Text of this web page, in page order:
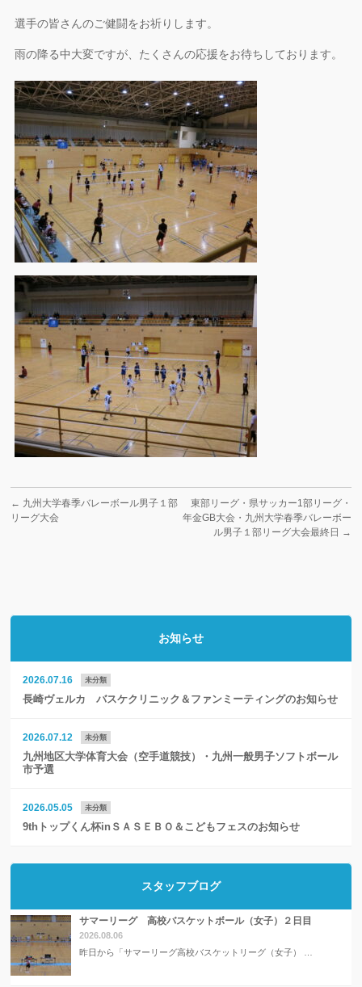
選手の皆さんのご健闘をお祈りします。
雨の降る中大変ですが、たくさんの応援をお待ちしております。
← 九州大学春季バレーボール男子１部
リーグ大会
東部リーグ・県サッカー1部リーグ・
年金GB大会・九州大学春季バレーボー
ル男子１部リーグ大会最終日 →
お知らせ
2026.07.16 未分類
長崎ヴェルカ バスケクリニック＆ファンミーティングのお知らせ
2026.07.12 未分類
九州地区大学体育大会（空手道競技）・九州一般男子ソフトボール
市予選
2026.05.05 未分類
9thトップくん杯inＳＡＳＥＢＯ＆こどもフェスのお知らせ
スタッフブログ
サマーリーグ 高校バスケットボール（女子）２日目
2026.08.06
昨日から「サマーリーグ高校バスケットリーグ（女子） …